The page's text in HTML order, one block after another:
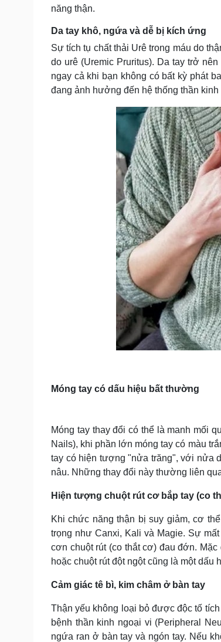
Nam khoa
Phòng mạch online
Ăn sạch sống khỏe
Cải chính
năng thận.
Da tay khô, ngứa và dễ bị kích ứng
Sự tích tụ chất thải Urê trong máu do
do urê (Uremic Pruritus). Da tay trở
ngay cả khi bạn không có bất kỳ phát
đang ảnh hưởng đến hệ thống thần kinh
Móng tay có dấu hiệu bất thường
Móng tay thay đổi có thể là manh mối
Nails), khi phần lớn móng tay có màu
tay có hiện tượng "nửa trăng", với nửa
nâu. Những thay đổi này thường liên
Hiện tượng chuột rút cơ bắp tay (co
Khi chức năng thận bị suy giảm, cơ
trọng như Canxi, Kali và Magie. Sự
cơn chuột rút (co thắt cơ) đau đớn.
hoặc chuột rút đột ngột cũng là một
Cảm giác tê bì, kim châm ở bàn tay
Thận yếu không loại bỏ được độc tố
bệnh thần kinh ngoại vi (Peripheral
ngứa ran ở bàn tay và ngón tay. Nếu